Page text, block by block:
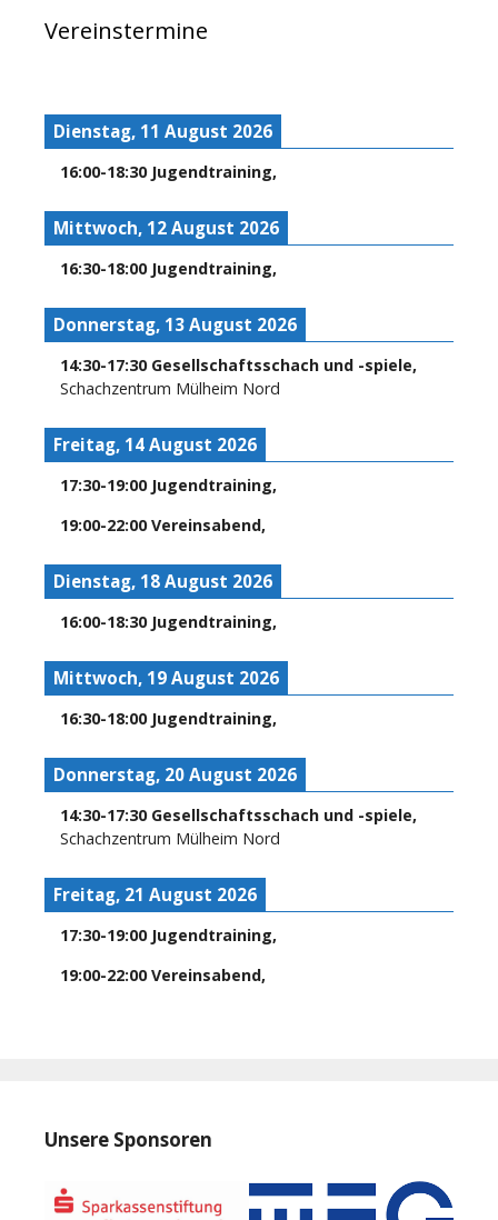
Vereinstermine
Dienstag, 11 August 2026
16:00-18:30 Jugendtraining,
Mittwoch, 12 August 2026
16:30-18:00 Jugendtraining,
Donnerstag, 13 August 2026
14:30-17:30 Gesellschaftsschach und -spiele,
Schachzentrum Mülheim Nord
Freitag, 14 August 2026
17:30-19:00 Jugendtraining,
19:00-22:00 Vereinsabend,
Dienstag, 18 August 2026
16:00-18:30 Jugendtraining,
Mittwoch, 19 August 2026
16:30-18:00 Jugendtraining,
Donnerstag, 20 August 2026
14:30-17:30 Gesellschaftsschach und -spiele,
Schachzentrum Mülheim Nord
Freitag, 21 August 2026
17:30-19:00 Jugendtraining,
19:00-22:00 Vereinsabend,
Unsere Sponsoren